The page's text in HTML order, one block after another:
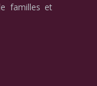
familles et